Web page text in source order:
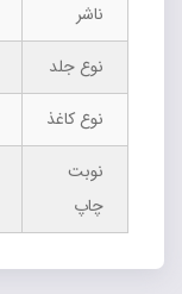
ناشر
نوع جلد
نوع کاغذ
نوبت
چاپ